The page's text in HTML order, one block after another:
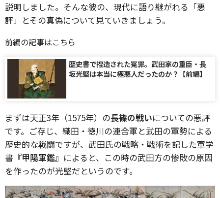
説明しました。そんな彼の、現代に語り継がれる「悪
評」とその真偽について見ていきましょう。
前編の記事はこちら
歴史書で捏造された冤罪。武田家の重臣・長
坂光堅は本当に極悪人だったのか？【前編】
まずは天正3年（1575年）の長篠の戦いについての悪評
です。ご存じ、織田・徳川の連合軍と武田の軍勢による
歴史的な戦闘ですが、武田氏の戦略・戦術を記した軍学
書 『甲陽軍鑑』 によると、この時の武田方の惨敗の原因
を作ったのが光堅だというのです。